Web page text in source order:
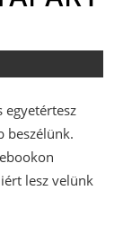
egyetértesz
beszélünk.
lesz velünk